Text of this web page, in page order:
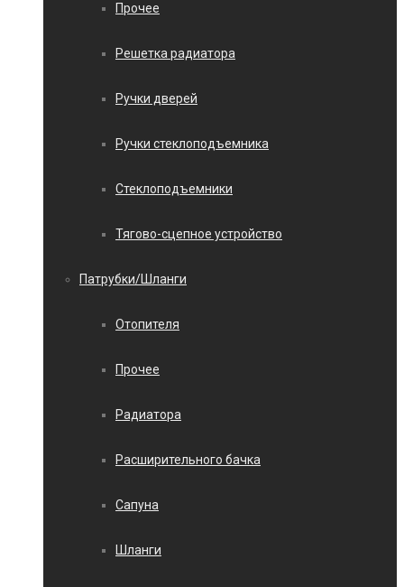
Прочее
Решетка радиатора
Ручки дверей
Ручки стеклоподъемника
Стеклоподъемники
Тягово-сцепное устройство
Патрубки/Шланги
Отопителя
Прочее
Радиатора
Расширительного бачка
Сапуна
Шланги